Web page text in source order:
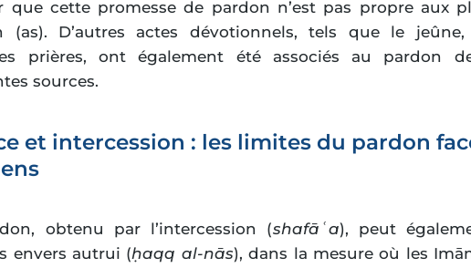
que cette promesse de pardon n’est pas propre aux
(as). D’autres actes dévotionnels, tels que le
prières, ont également été associés au pardon
sources.
et intercession : les limites du pardon
obtenu par l’intercession (shafāʿa), peut
envers autrui (ḥaqq al-nās), dans la mesure où les